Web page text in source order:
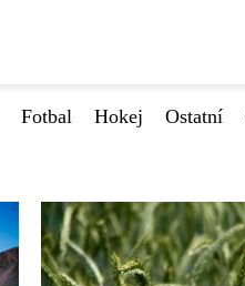
Fotbal Hokej Ostatní